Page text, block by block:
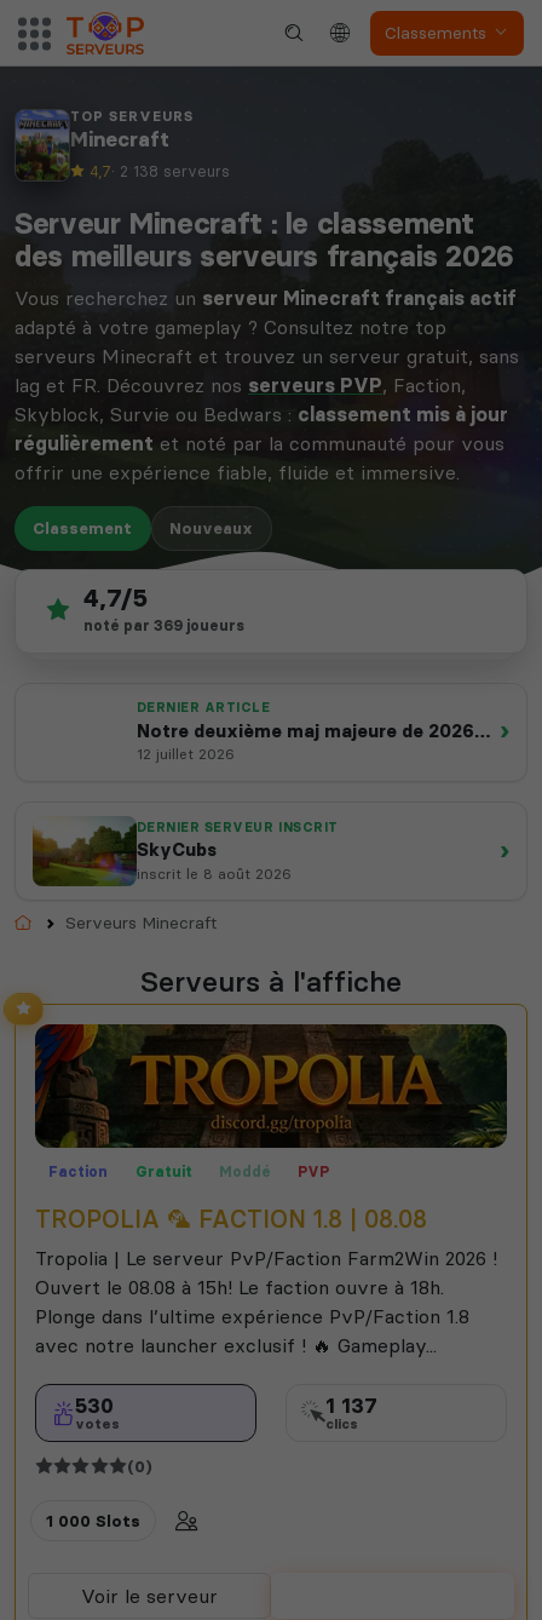
Classements
TOP SERVEURS
Minecraft
4,7· 2 138 serveurs
Serveur Minecraft : le classement
des meilleurs serveurs français 2026
Vous recherchez un serveur Minecraft français actif
adapté à votre gameplay ? Consultez notre top
serveurs Minecraft et trouvez un serveur gratuit, sans
lag et FR. Découvrez nos serveurs PVP, Faction,
Skyblock, Survie ou Bedwars : classement mis à jour
régulièrement et noté par la communauté pour vous
offrir une expérience fiable, fluide et immersive.
Classement Nouveaux
2 138
serveurs actifs
depuis 2012
4,7/5
noté par 369 joueurs
DERNIER ARTICLE
Notre deuxième maj majeure de 2026
est en ligne
12 juillet 2026
›
DERNIER SERVEUR INSCRIT
SkyCubs
inscrit le 8 août 2026
›
AccueilServeurs Minecraft
Serveurs à l'affiche
Faction Gratuit Moddé PVP
TROPOLIA 🦜 FACTION 1.8 | 08.08
Tropolia | Le serveur PvP/Faction Farm2Win 2026 !
Ouvert le 08.08 à 15h! Le faction ouvre à 18h.
Plonge dans l’ultime expérience PvP/Faction 1.8
avec notre launcher exclusif ! 🔥 Gameplay...
530
votes
1 137
clics
(0)
1 000 Slots
Voir le serveur